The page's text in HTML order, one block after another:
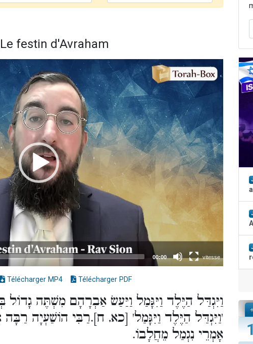
festin d'Avraham
Télécharger MP4 Télécharger PDF
וַיִּגְדַּל הַיֶּלֶד וַיִּגָּמַל וַיַּעַשׂ אַבְרָהָם מִשְׁתֶּה
'וַיִּגְדַּל הַיֶּלֶד וַיִּגָּמַל' [כא, ח].רַבִּי הוֹשַׁעְיָה
אָמְרֵי נִגְמַל מֵחֲלָבוֹ.